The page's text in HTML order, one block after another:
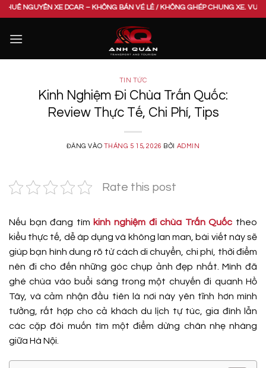
Bỏ
nội
XE DCAR – KHÔNG BÁN VÉ LẺ / KHÔNG GHÉP CHUNG XE. VUI LÒNG LIÊN
TIN TỨC
Kinh Nghiệm Đi Chùa Trấn Quốc:
Review Thực Tế, Chi Phí, Tips
ĐĂNG VÀO THÁNG 5 15, 2026 BỞI ADMIN
Rate this post
Nếu bạn đang tìm kinh nghiệm đi chùa Trấn Quốc theo
kiểu thực tế, dễ áp dụng và không lan man, bài viết này sẽ
giúp bạn hình dung rõ từ cách di chuyển, chi phí, thời điểm
nên đi cho đến những góc chụp ảnh đẹp nhất. Mình đã
ghé chùa vào buổi sáng trong một chuyến đi quanh Hồ
Tây, và cảm nhận đầu tiên là nơi này yên tĩnh hơn mình
tưởng, rất hợp cho cả khách du lịch tự túc, gia đình lẫn
các cặp đôi muốn tìm một điểm dừng chân nhẹ nhàng
giữa Hà Nội.